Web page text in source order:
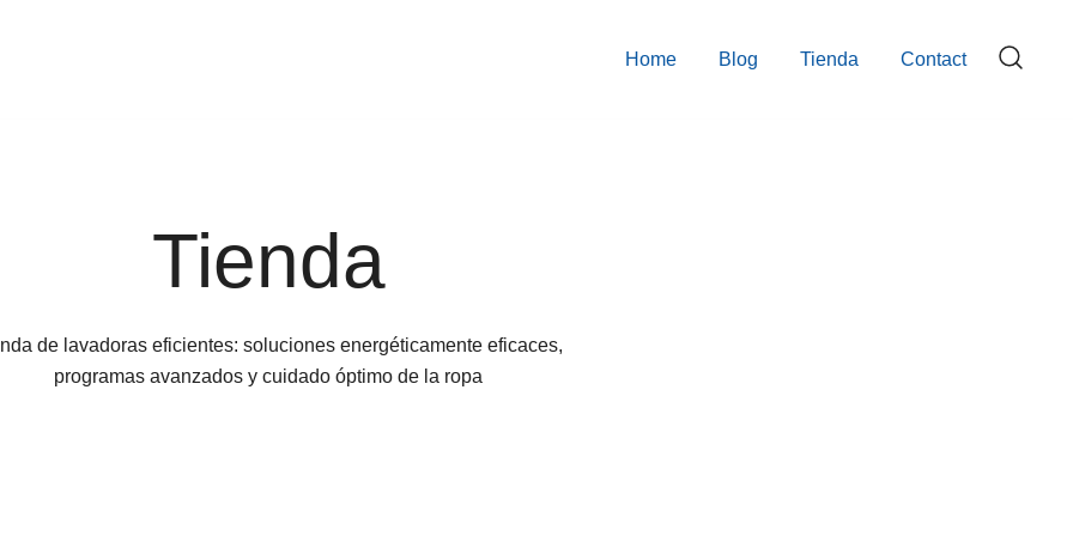
Home Blog Tienda Contact
Tienda
de lavadoras eficientes: soluciones energéticamente eficaces,
programas avanzados y cuidado óptimo de la ropa